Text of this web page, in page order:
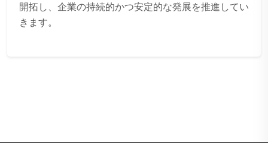
開拓し、企業の持続的かつ安定的な発展を推進してい
きます。